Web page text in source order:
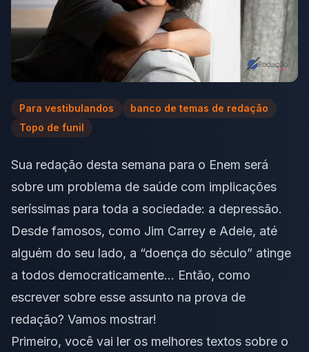
Para vestibulandos
banco de temas de redação
Topo de funil
Sua redação desta semana para o Enem será
sobre um problema de saúde com implicações
seríssimas para toda a sociedade: a depressão.
Desde famosos, como Jim Carrey e Adele, até
alguém do seu lado, a “doença do século” atinge
a todos democraticamente… Então, como
escrever sobre esse assunto na prova de
redação? Vamos mostrar!
Primeiro, você vai ler os melhores textos sobre o